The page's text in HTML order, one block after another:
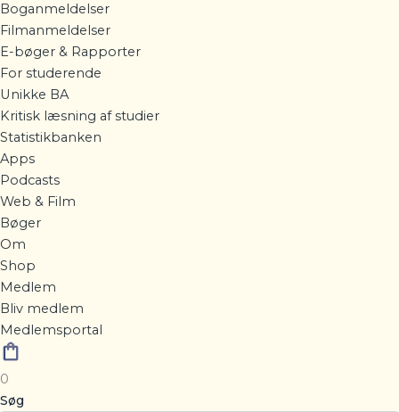
Boganmeldelser
Filmanmeldelser
E-bøger & Rapporter
For studerende
Unikke BA
Kritisk læsning af studier
Statistikbanken
Apps
Podcasts
Web & Film
Bøger
Om
Shop
Medlem
Bliv medlem
Medlemsportal
0
Søg